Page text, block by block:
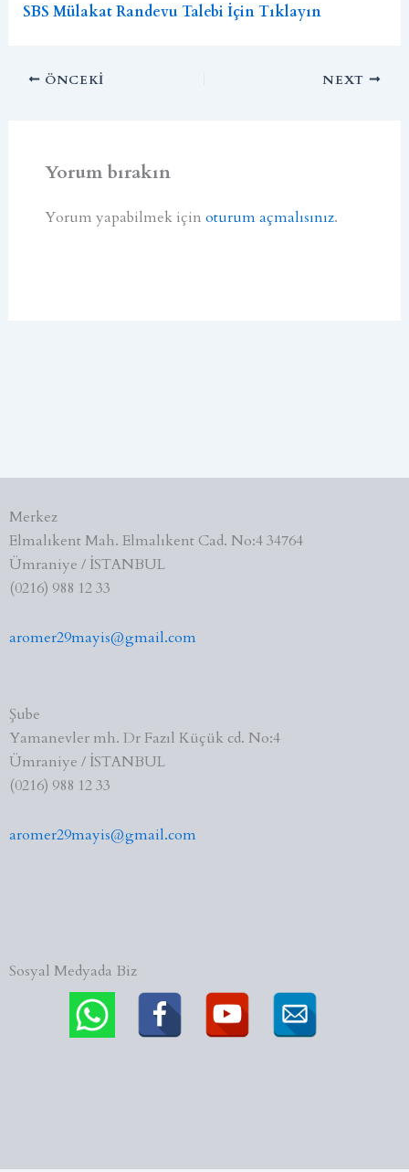
SBS Mülakat Randevu Talebi İçin Tıklayın
ÖNCEKI NEXT
Yorum bırakın
Yorum yapabilmek için oturum açmalısınız.
Merkez
Elmalıkent Mah. Elmalıkent Cad. No:4 34764
Ümraniye / İSTANBUL
(0216) 988 12 33
aromer29mayis@gmail.com
Şube
Yamanevler mh. Dr Fazıl Küçük cd. No:4
Ümraniye / İSTANBUL
(0216) 988 12 33
aromer29mayis@gmail.com
Sosyal Medyada Biz